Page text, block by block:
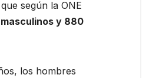
según la ONE
masculinos y 880
los hombres